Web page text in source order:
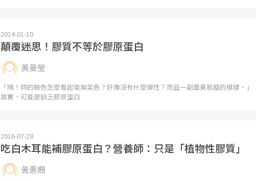
2014-01-10
顛覆迷思！膠質不等於膠原蛋白
黃曼瑩
「咦！妳的臉色怎麼看起毫無氣色？好像沒有什麼彈性？而且一副面黃肌瘦的模樣。」
其實，可能是缺乏膠原蛋白
2016-07-28
吃白木耳能補膠原蛋白？營養師：只是「植物性膠質」
黃惠姍